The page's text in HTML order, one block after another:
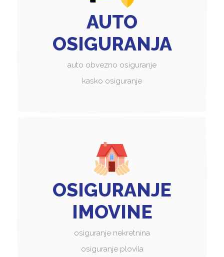
AUTO
OSIGURANJA
auto obvezno osiguranje
kasko osiguranje
OSIGURANJE
IMOVINE
osiguranje nekretnina
osiguranje plovila